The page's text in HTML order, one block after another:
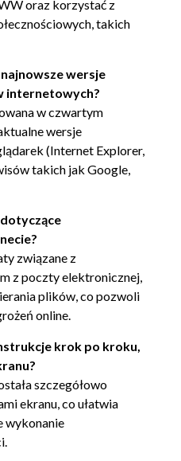
na listy (127)
korespondencji dalej (129)
korespondencji (130)
(133)
Gadu-Gadu do pracy
kontaktów (139)
(143)
osób (146)
(148)
kontaktów do listy Czat
zasobów (151)
(154)
oraz korzystać z
takich
wersje
internetowych?
w czwartym
wersje
(Internet Explorer,
takich jak Google,
związane z
z poczty elektronicznej,
plików, co pozwoli
online.
krok po kroku,
szczegółowo
ekranu, co ułatwia
wykonanie